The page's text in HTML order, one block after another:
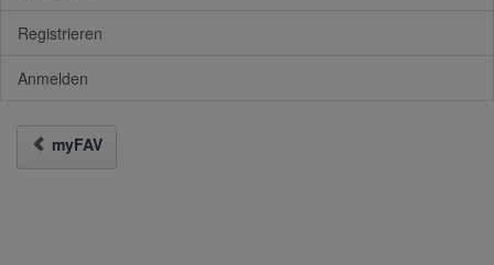
Registrieren
Anmelden
myFAV